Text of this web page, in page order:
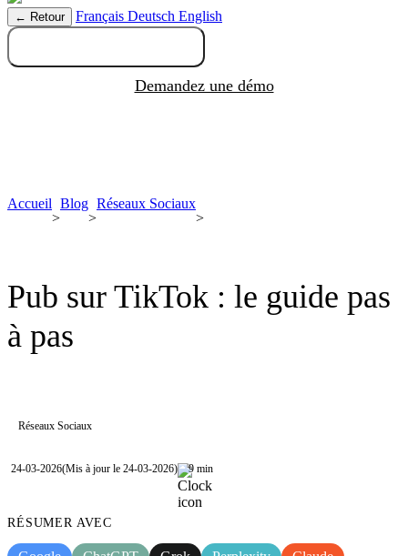
← Retour Français Deutsch English
Demandez une démo
Accueil
>
Blog
>
Réseaux Sociaux
>
Pub sur TikTok : le guide pas
à pas
Réseaux Sociaux
24-03-2026(Mis à jour le 24-03-2026) 9 min
RÉSUMER AVEC